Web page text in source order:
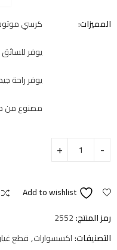
المميزات:
كرسي
يوفر
يوفر راحة
مصنوع من
Add to wishlist
رمز المنتج:2552
التصنيفات:اكسسوارات,قطع